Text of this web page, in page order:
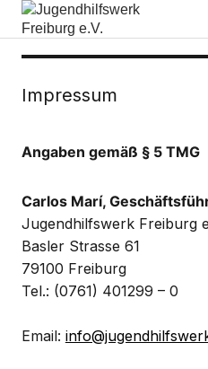
Jugendhilfswerk
Impressum
Angaben gemäß § 5 TMG
Carlos Marí,
Jugendhilfswerk Freiburg
Basler Strasse 61
79100 Freiburg
Tel.: (0761) 401299 – 0
Email: